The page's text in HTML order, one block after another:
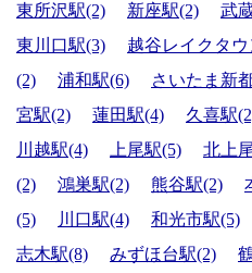
東所沢駅(2)
新座駅(2) 武
東川口駅(3)
越谷レイクタウ
(2)
浦和駅(6) さいたま新
宮駅(2)
蓮田駅(4) 久喜駅
川越駅(4)
上尾駅(5) 北上
(2)
鴻巣駅(2) 熊谷駅(2)
(5)
川口駅(4) 和光市駅(5)
志木駅(8)
みずほ台駅(2)